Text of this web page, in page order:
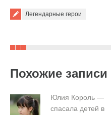
Легендарные герои
Похожие записи
Юлия Король —
спасала детей в